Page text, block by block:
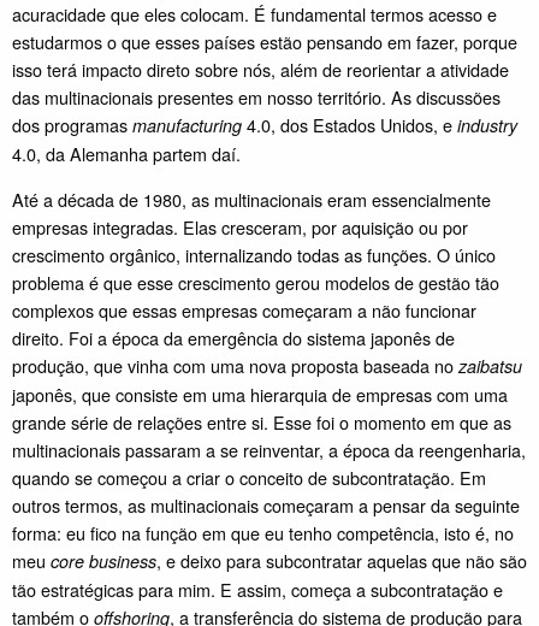
acuracidade que eles colocam. É fundamental termos acesso e
estudarmos o que esses países estão pensando em fazer, porque
isso terá impacto direto sobre nós, além de reorientar a atividade
das multinacionais presentes em nosso território. As discussões
dos programas manufacturing 4.0, dos Estados Unidos, e industry
4.0, da Alemanha partem daí.
Até a década de 1980, as multinacionais eram essencialmente
empresas integradas. Elas cresceram, por aquisição ou por
crescimento orgânico, internalizando todas as funções. O único
problema é que esse crescimento gerou modelos de gestão tão
complexos que essas empresas começaram a não funcionar
direito. Foi a época da emergência do sistema japonês de
produção, que vinha com uma nova proposta baseada no zaibatsu
japonês, que consiste em uma hierarquia de empresas com uma
grande série de relações entre si. Esse foi o momento em que as
multinacionais passaram a se reinventar, a época da reengenharia,
quando se começou a criar o conceito de subcontratação. Em
outros termos, as multinacionais começaram a pensar da seguinte
forma: eu fico na função em que eu tenho competência, isto é, no
meu core business, e deixo para subcontratar aquelas que não são
tão estratégicas para mim. E assim, começa a subcontratação e
também o offshoring, a transferência do sistema de produção para